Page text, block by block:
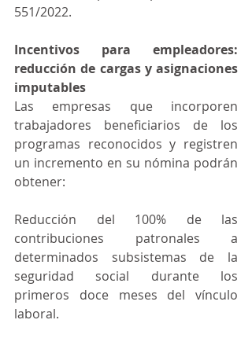
551/2022.
Incentivos para empleadores:
reducción de cargas y asignaciones
imputables
Las empresas que incorporen
trabajadores beneficiarios de los
programas reconocidos y registren
un incremento en su nómina podrán
obtener:
Reducción del 100% de las
contribuciones patronales a
determinados subsistemas de la
seguridad social durante los
primeros doce meses del vínculo
laboral.